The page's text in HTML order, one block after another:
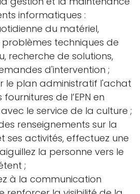
informatiques :
du matériel,
techniques de
recherche de solutions,
d'intervention ;
le plan administratif l'achat
de l’EPN en
le service de la culture ;
renseignements sur la
ses activités, effectuez une
la personne vers le
;
à la communication